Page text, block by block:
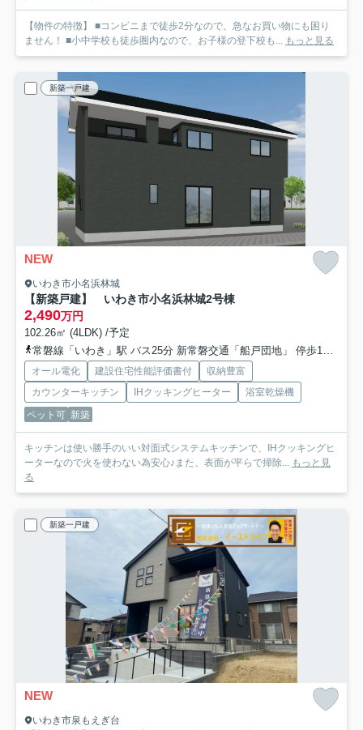
【物件の特徴】 ■コンビニまで徒歩2分なので、急なお買い物にも困り
ません！ ■小中学校も徒歩圏内なので、お子様の登下校も... もっと見る
新築一戸建
NEW
いわき市小名浜林城
【新築戸建】 いわき市小名浜林城2号棟
2,490万円
102.26㎡ (4LDK) /予定
常磐線「いわき」駅 バス25分 新常磐交通「船戸団地」 停歩11分
オール電化 建設住宅性能評価書付
収納豊富
カウンターキッチン
IHクッキングヒーター
浴室乾燥機
ペット可 新築
キッチンは使い勝手のいい対面式システムキッチンで、IHクッキングヒ
ーターなので火を使わない為安心♪また、表面が平らで掃除... もっと見
る
新築一戸建
NEW
いわき市泉もえぎ台